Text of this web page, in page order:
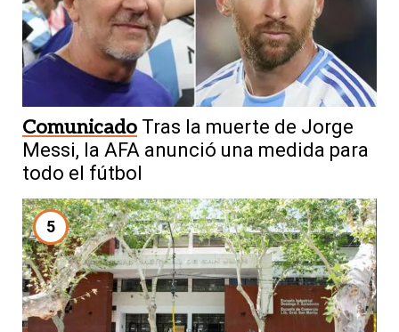
Comunicado Tras la muerte de Jorge
Messi, la AFA anunció una medida para
todo el fútbol
5